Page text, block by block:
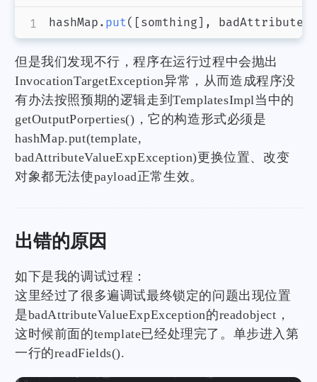
hashMap. put( [somthing] ,
但是我们发现不行，程序在运行过程中会抛出
InvocationTargetException异常，从而造成程序没
有办法按照预期的逻辑走到TemplatesImpl当中的
getOutputPorperties()，它的构造形式必须是
hashMap.put(template,
badAttributeValueExpException)更换位置、改变
对象都无法使payload正常生效。
出错的原因
如下是我的调试过程：
这里经过了很多遍调试最终锁定的问题出现位置
是badAttributeValueExpException的readobject，
这时候前面的template已经处理完了。单步进入第
一行的readFields().